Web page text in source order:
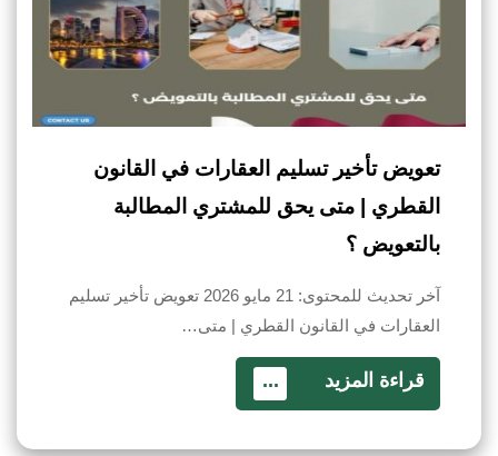
تعويض تأخير تسليم العقارات في القانون
القطري | متى يحق للمشتري المطالبة
بالتعويض ؟
آخر تحديث للمحتوى: 21 مايو 2026 تعويض تأخير تسليم
العقارات في القانون القطري | متى…
قراءة المزيد ...